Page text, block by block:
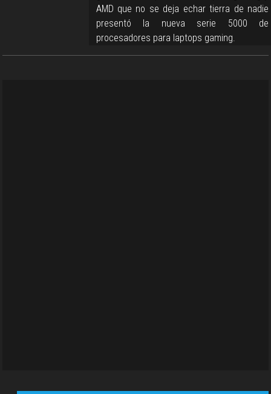
AMD que no se deja echar tierra de nadie
presentó la nueva serie 5000 de
procesadores para laptops gaming.